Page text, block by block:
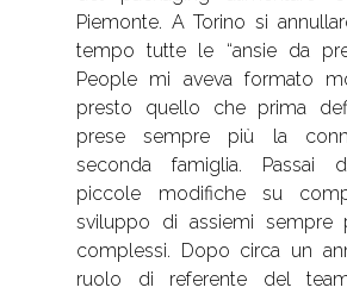
Piemonte. A Torino si
tempo tutte le “ansie da
People mi aveva formato
presto quello che prima
prese sempre più la
seconda famiglia. Passai
piccole modifiche su
sviluppo di assiemi sempre
complessi. Dopo circa un
ruolo di referente del